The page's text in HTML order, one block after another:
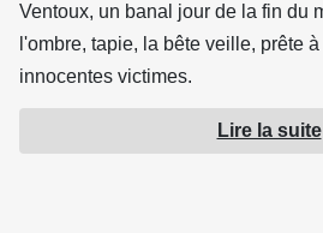
Ventoux, un banal jour de la fin du
l'ombre, tapie, la bête veille, prête
innocentes victimes.
Lire la suite